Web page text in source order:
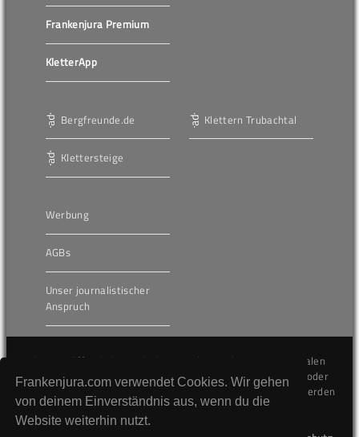
Frankenjura.com verwendet Cookies. Wir gehen
von deinem Einverständnis aus, wenn du die
Website weiterhin nutzt.
Frankenjura Premium
KletterApp
Bergfreunde.de
Klettersteige
Klettern Trubachtal
Werbung
AGBs
Unser journalistischer
Anspruch
Die hier veröffentlichten Inhalte unterliegen dem internationalen
Urheberrecht (Copyright) und dürfen nicht kopiert, verändert oder
unverändert wiederveröffentlicht werden. Gegen Verstöße werden
wir auf juristischem Wege vorgehen.